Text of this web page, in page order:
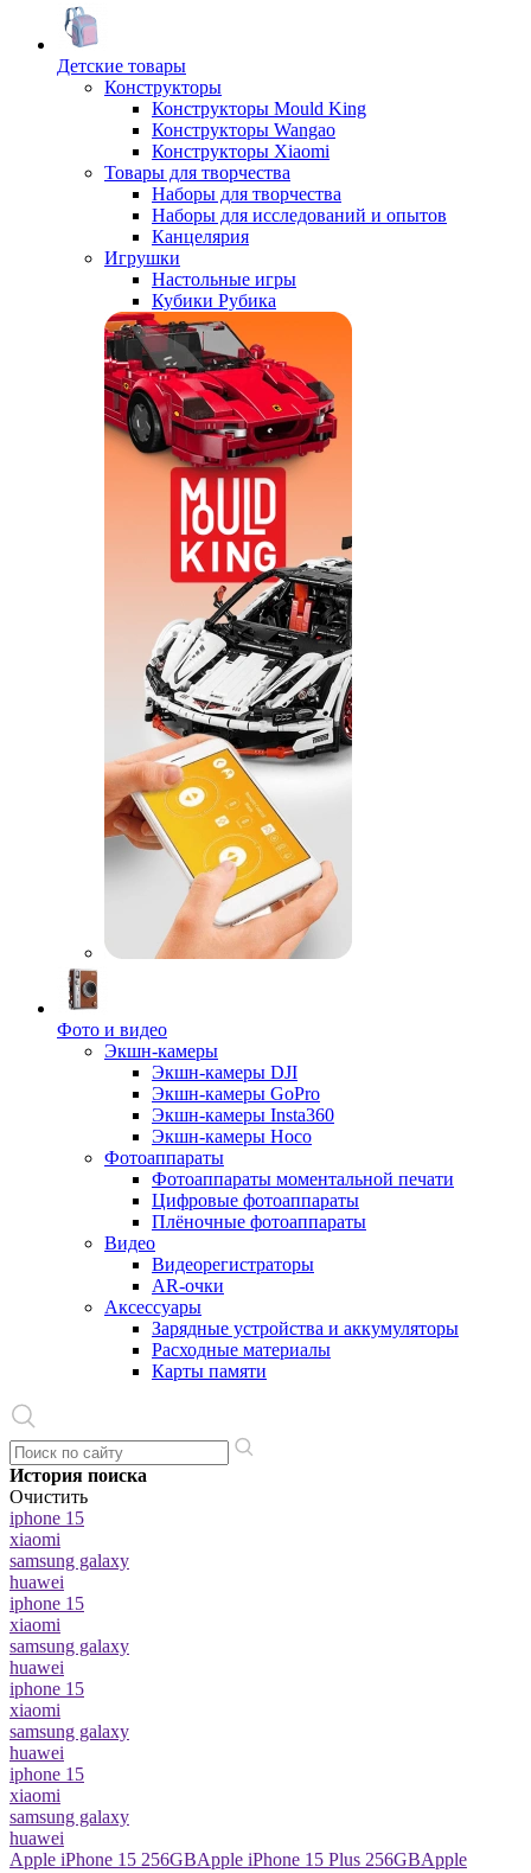
Детские товары
Конструкторы
Конструкторы Mould King
Конструкторы Wangao
Конструкторы Xiaomi
Товары для творчества
Наборы для творчества
Наборы для исследований и опытов
Канцелярия
Игрушки
Настольные игры
Кубики Рубика
Фото и видео
Экшн-камеры
Экшн-камеры DJI
Экшн-камеры GoPro
Экшн-камеры Insta360
Экшн-камеры Hoco
Фотоаппараты
Фотоаппараты моментальной печати
Цифровые фотоаппараты
Плёночные фотоаппараты
Видео
Видеорегистраторы
AR-очки
Аксессуары
Зарядные устройства и аккумуляторы
Расходные материалы
Карты памяти
История поиска
Очистить
iphone 15
xiaomi
samsung galaxy
huawei
iphone 15
xiaomi
samsung galaxy
huawei
iphone 15
xiaomi
samsung galaxy
huawei
iphone 15
xiaomi
samsung galaxy
huawei
Apple iPhone 15 256GBApple iPhone 15 Plus 256GBApple